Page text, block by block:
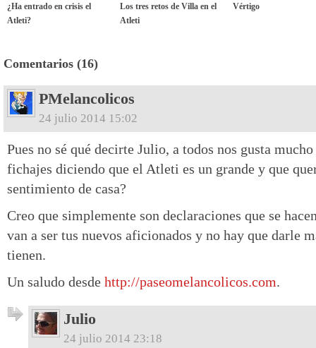
¿Ha entrado en crisis el
Atleti?
Los tres retos de Villa en el
Atleti
Vértigo
Comentarios (16)
PMelancolicos
24 julio 2014 15:02
Pues no sé qué decirte Julio, a todos nos gusta
fichajes diciendo que el Atleti es un grande y que
sentimiento de casa?
Creo que simplemente son declaraciones que se
van a ser tus nuevos aficionados y no hay que darle
tienen.
Un saludo desde http://paseomelancolicos.com.
Julio
24 julio 2014 23:18